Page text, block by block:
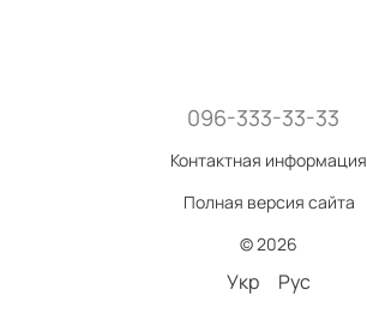
096-333-33-33
Контактная информация
Полная версия сайта
© 2026
Укр Рус